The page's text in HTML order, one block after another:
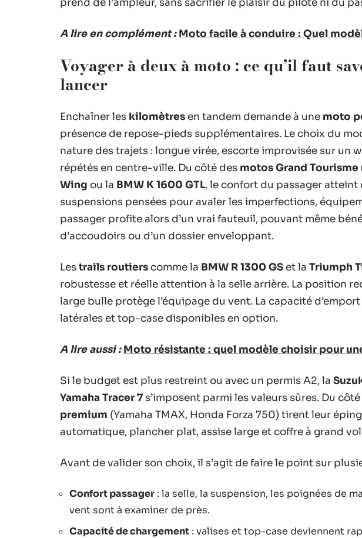
A lire en complément : Moto facile à conduire : Quel
Voyager à deux à moto : ce qu’il faut
lancer
Enchaîner les kilomètres en tandem demande à une moto
présence de repose-pieds supplémentaires. Le choix du
nature des trajets : longue virée, escorte improvisée sur un
répétés en centre-ville. Du côté des motos Grand Tourisme
Wing ou la BMW K 1600 GTL, le confort du passager atteint
suspensions pensées pour avaler les imperfections,
passager profite alors d’un vrai fauteuil, pouvant même
d’accoudoirs ou d’un dossier enveloppant.
Lestrails routiers comme la BMW R 1300 GS et la Triumph
robustesse et réelle attention à la selle arrière. La position
large bulle protège l’équipage du vent. La capacité d’emport
latérales et top-case disponibles en option.
A lire aussi : Moto résistante : quel modèle choisir pour
Si le budget est plus restreint ou avec un permis A2, la
Yamaha Tracer 7 s’imposent parmi les valeurs sûres. Du
premium (Yamaha TMAX, Honda Forza 750) tirent leur
automatique, plancher plat, assise large et coffre à grand
Avant de valider son choix, il s’agit de faire le point sur
Confort passager : la selle, la suspension, les poignées de
vent sont à examiner de près.
Capacité de chargement : valises et top-case deviennent